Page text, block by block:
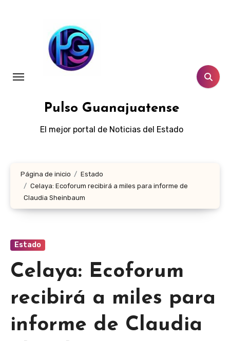
Pulso Guanajuatense
El mejor portal de Noticias del Estado
Página de inicio
Estado
Celaya: Ecoforum recibirá a miles para informe de
Claudia Sheinbaum
Estado
Celaya: Ecoforum
recibirá a miles para
informe de Claudia